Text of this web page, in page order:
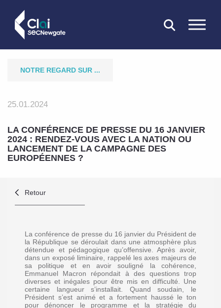
FERMER
NOTRE REGARD SUR ...
25.01.2024
LA CONFÉRENCE DE PRESSE DU 16 JANVIER
2024 : RENDEZ-VOUS AVEC LA NATION OU
LANCEMENT DE LA CAMPAGNE DES
EUROPÉENNES ?
Retour
La conférence de presse du 16 janvier du Président de
la République se déroulait dans une atmosphère plus
détendue et pédagogique qu’offensive. Après avoir,
dans un exposé liminaire, rappelé les axes majeurs de
sa politique et en avoir souligné la cohérence,
Emmanuel Macron répondait à des questions trop
diverses et inégales pour être mis en difficulté. Une
certaine langueur s’installait. Quand soudain, le
Président s’est animé et a fortement haussé le ton
pour dénoncer le programme et la stratégie du